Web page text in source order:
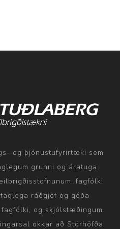
og þjónustufyrirtæki sem
grunni og áratuga
fagfólki
ráðgjöf og góða
og skjólstæðingum
okkar að Stórhöfða